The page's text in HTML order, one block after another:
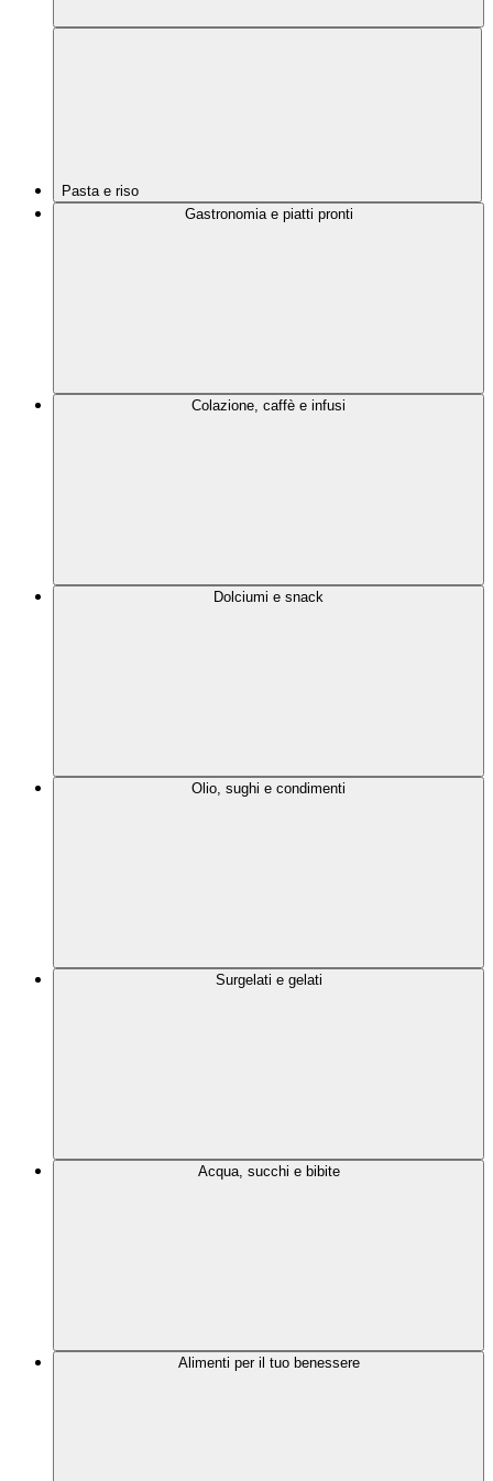
Pasta e riso
Gastronomia e piatti pronti
Colazione, caffè e infusi
Dolciumi e snack
Olio, sughi e condimenti
Surgelati e gelati
Acqua, succhi e bibite
Alimenti per il tuo benessere